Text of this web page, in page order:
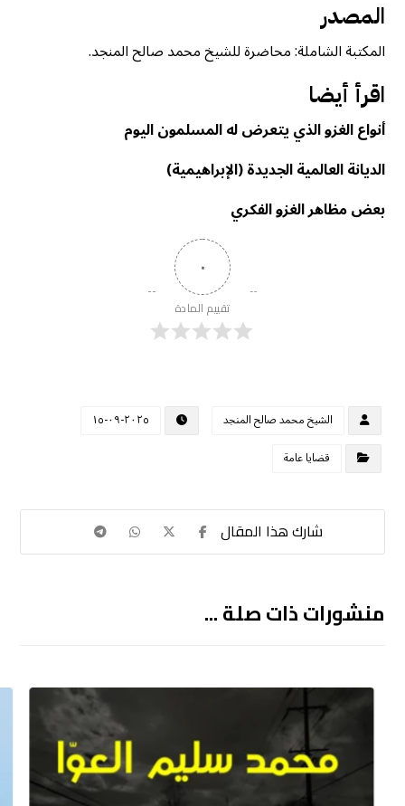
المصدر
المكتبة الشاملة: محاضرة للشيخ محمد صالح المنجد.
اقرأ أيضا
أنواع الغزو الذي يتعرض له المسلمون اليوم
الديانة العالمية الجديدة (الإبراهيمية)
بعض مظاهر الغزو الفكري
٠
تقييم المادة
الشيخ محمد صالح المنجد
٢٠٢٥-٠٩-١٥
قضايا عامة
منشورات ذات صلة ...